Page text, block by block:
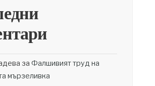
за Фалшивият труд на
мързеливка